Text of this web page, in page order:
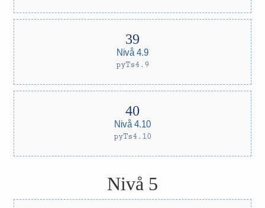
Nivå 4.9
pyTs4.9
Nivå 4.10
pyTs4.10
Nivå 5